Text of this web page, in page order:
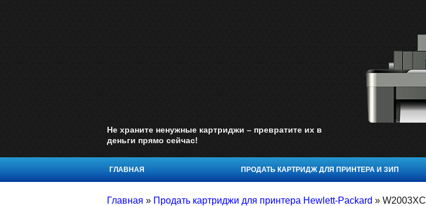
Не храните ненужные картриджи – превратите их в
деньги прямо сейчас!
ГЛАВНАЯ ПРОДАТЬ КАРТРИДЖ ДЛЯ ПРИНТЕРА И ЗИП
Главная » Продать картриджи для принтера Hewlett-Packard » W2003XC